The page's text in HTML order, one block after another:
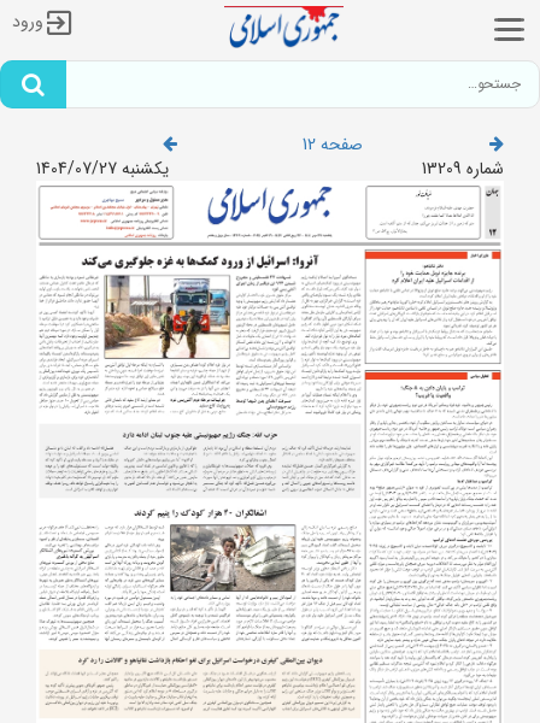
ورود
صفحه 12
شماره 13209
یکشنبه 1404/07/27